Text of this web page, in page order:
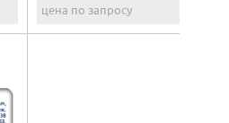
цена по запросу